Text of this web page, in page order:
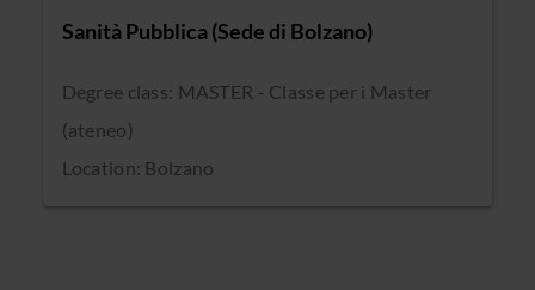
Sanità Pubblica (Sede di Bolzano)
Degree class: MASTER - Classe per i Master
(ateneo)
Location: Bolzano